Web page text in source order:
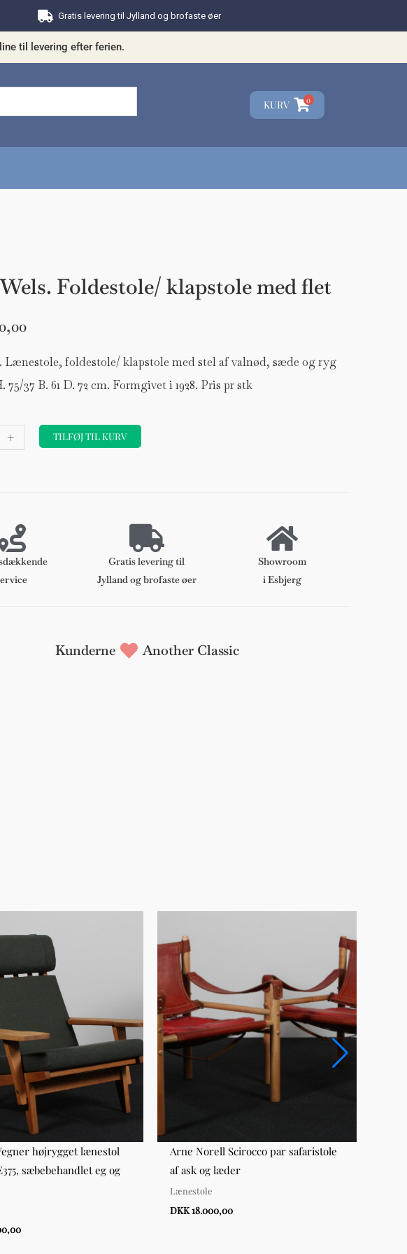
Gratis levering til Jylland og brofaste øer
til levering efter ferien.
KURV 0
din interesse?
Foldestole/ klapstole med flet
Lænestole, foldestole/ klapstole med stel af valnød, sæde og ryg
75/37 B. 61 D. 72 cm. Formgivet i 1928. Pris pr stk
+ TILFØJ TIL KURV
Gratis levering til
Jylland og brofaste øer
Showroom
i Esbjerg
Kunderne Another Classic
højrygget lænestol
sæbebehandlet eg og
Arne Norell Scirocco par safaristole
af ask og læder
Lænestole
DKK 18.000,00